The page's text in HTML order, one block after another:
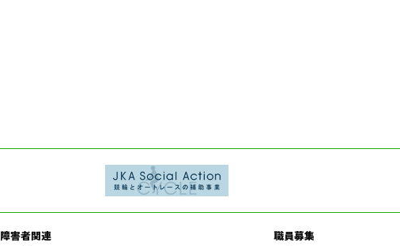
障害者関連
職員募集